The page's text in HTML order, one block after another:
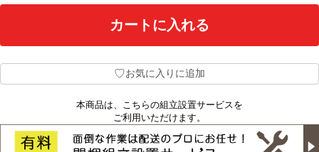
♡お気に入りに追加
本商品は、こちらの組立設置サービスを
ご利用いただけます。